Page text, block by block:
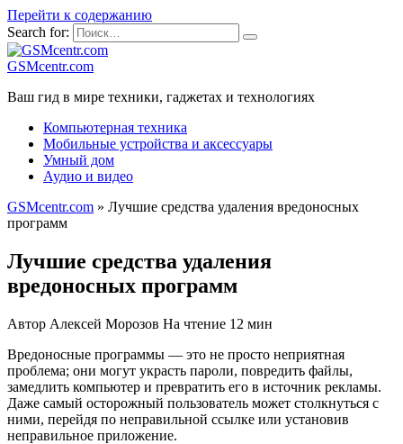
Перейти к содержанию
Search for:
GSMcentr.com
Ваш гид в мире техники, гаджетах и технологиях
Компьютерная техника
Мобильные устройства и аксессуары
Умный дом
Аудио и видео
GSMcentr.com » Лучшие средства удаления вредоносных
программ
Лучшие средства удаления
вредоносных программ
Автор Алексей Морозов На чтение 12 мин
Вредоносные программы — это не просто неприятная
проблема; они могут украсть пароли, повредить файлы,
замедлить компьютер и превратить его в источник рекламы.
Даже самый осторожный пользователь может столкнуться с
ними, перейдя по неправильной ссылке или установив
неправильное приложение.